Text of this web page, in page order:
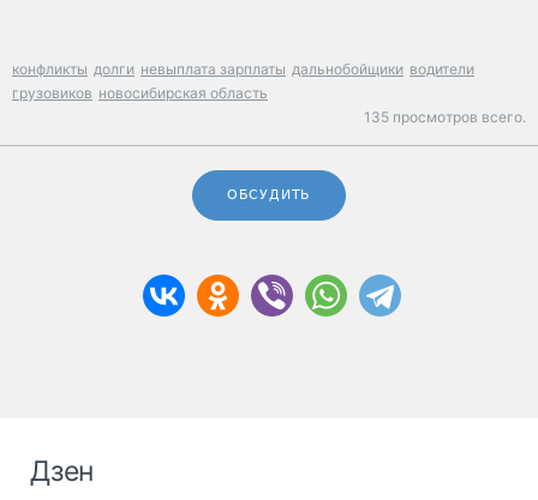
конфликты долги невыплата зарплаты дальнобойщики водители
грузовиков новосибирская область
135 просмотров всего.
ОБСУДИТЬ
Дзен